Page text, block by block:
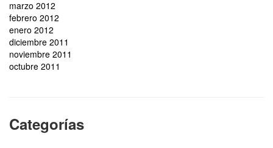
marzo 2012
febrero 2012
enero 2012
diciembre 2011
noviembre 2011
octubre 2011
Categorías